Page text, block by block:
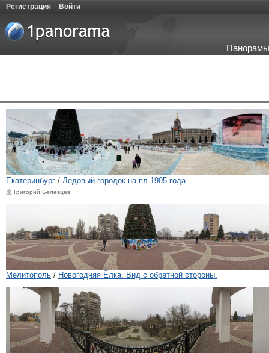
Регистрация Войти
Екатеринбург / Ледовый городок на пл.1905 года.
Григорий Белевцев
Мелитополь / Новогодняя Ёлка. Вид с обратной стороны.